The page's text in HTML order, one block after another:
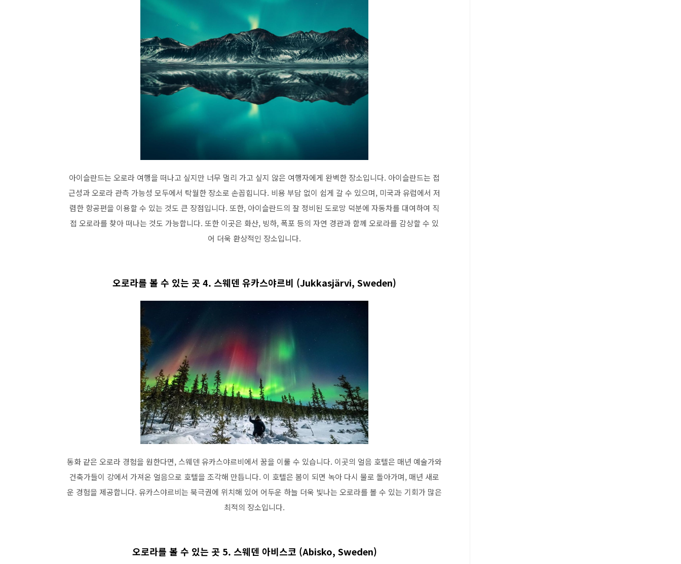
아이슬란드는 오로라 여행을 떠나고 싶지만 너무 멀리 가고 싶지 않은 여행자에게 완벽한 장소입니다. 아이슬란드는 접
근성과 오로라 관측 가능성 모두에서 탁월한 장소로 손꼽힙니다. 비용 부담 없이 쉽게 갈 수 있으며, 미국과 유럽에서 저
렴한 항공편을 이용할 수 있는 것도 큰 장점입니다. 또한, 아이슬란드의 잘 정비된 도로망 덕분에 자동차를 대여하여 직
접 오로라를 찾아 떠나는 것도 가능합니다. 또한 이곳은 화산, 빙하, 폭포 등의 자연 경관과 함께 오로라를 감상할 수 있
어 더욱 환상적인 장소입니다.
오로라를 볼 수 있는 곳 4. 스웨덴 유카스야르비 (Jukkasjärvi, Sweden)
동화 같은 오로라 경험을 원한다면, 스웨덴 유카스야르비에서 꿈을 이룰 수 있습니다. 이곳의 얼음 호텔은 매년 예술가와
건축가들이 강에서 가져온 얼음으로 호텔을 조각해 만듭니다. 이 호텔은 봄이 되면 녹아 다시 물로 돌아가며, 매년 새로
운 경험을 제공합니다. 유카스야르비는 북극권에 위치해 있어 어두운 하늘 더욱 빛나는 오로라를 볼 수 있는 기회가 많은
최적의 장소입니다.
오로라를 볼 수 있는 곳 5. 스웨덴 아비스코 (Abisko, Sweden)